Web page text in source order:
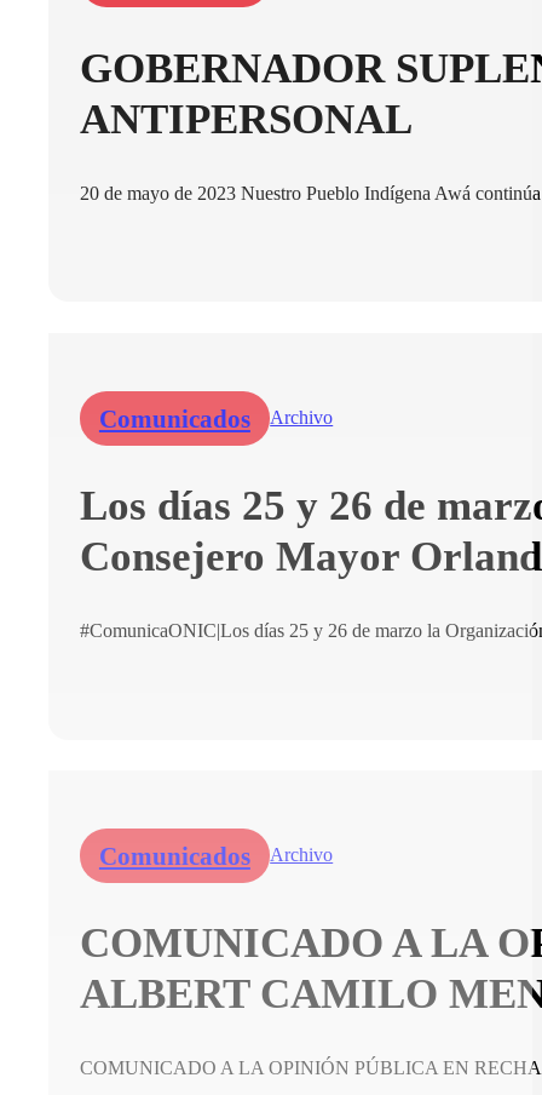
GOBERNADOR
ANTIPERSONAL
20 de mayo de 2023 Nuestro Pueblo Indígena Awá
Comunicados Archivo
Los días 25 y 26 de
Consejero Mayor
#ComunicaONIC|Los días 25 y 26 de marzo la
Comunicados Archivo
COMUNICADO A LA
ALBERT CAMILO
COMUNICADO A LA OPINIÓN PÚBLICA EN